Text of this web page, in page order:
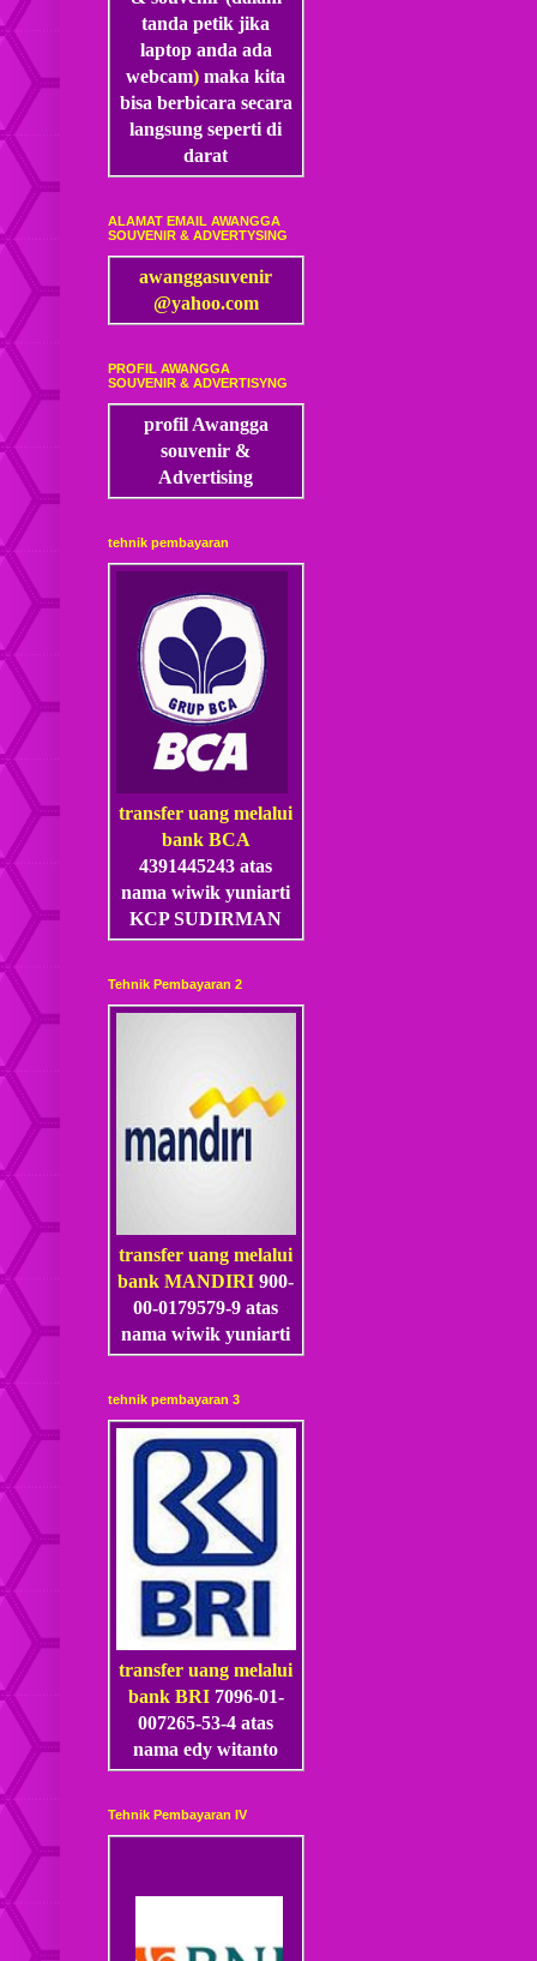
tanda petik jika
laptop anda ada
webcam)maka kita
bisa berbicara secara
langsung seperti di
darat
ALAMAT EMAIL AWANGGA
SOUVENIR & ADVERTYSING
awanggasuvenir
@yahoo.com
PROFIL AWANGGA
SOUVENIR & ADVERTISYNG
profil Awangga
souvenir &
Advertising
tehnik pembayaran
transfer uang melalui
bank BCA
4391445243 atas
nama wiwik yuniarti
KCP SUDIRMAN
Tehnik Pembayaran 2
transfer uang melalui
bank MANDIRI900-
00-0179579-9 atas
nama wiwik yuniarti
tehnik pembayaran 3
transfer uang melalui
bank BRI 7096-01-
007265-53-4 atas
nama edy witanto
Tehnik Pembayaran IV